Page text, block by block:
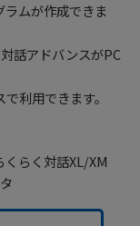
ラムが作成できま
話アドバンスがPC
利用できます。
らく対話XL/XM